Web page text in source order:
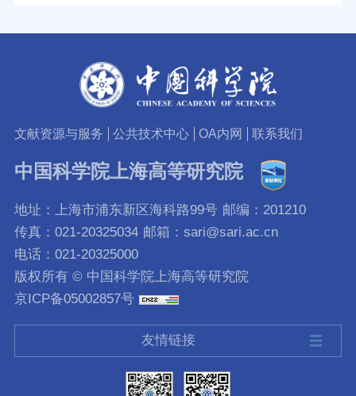
文献资源与服务 公共技术中心 OA内网 联系我们
中国科学院上海高等研究院
地址：上海市浦东新区海科路99号 邮编：201210
传真：021-20325034 邮箱：sari@sari.ac.cn
电话：021-20325000
版权所有 © 中国科学院上海高等研究院
京ICP备05002857号
友情链接